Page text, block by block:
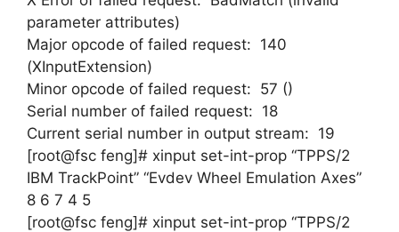
parameter attributes)
Major opcode of failed request: 140
(XInputExtension)
Minor opcode of failed request: 57 ()
Serial number of failed request: 18
Current serial number in output stream: 19
[root@fsc feng]# xinput set-int-prop “TPPS/2
IBM TrackPoint” “Evdev Wheel Emulation Axes”
8 6 7 4 5
[root@fsc feng]# xinput set-int-prop “TPPS/2